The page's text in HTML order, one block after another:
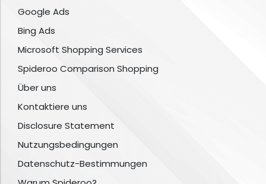
Google Ads
Bing Ads
Microsoft Shopping Services
Spideroo Comparison Shopping
Über uns
Kontaktiere uns
Disclosure Statement
Nutzungsbedingungen
Datenschutz-Bestimmungen